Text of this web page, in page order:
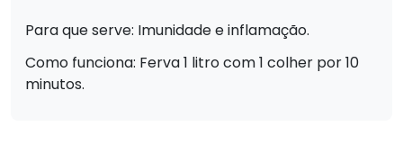
Para que serve: Imunidade e inflamação.
Como funciona: Ferva 1 litro com 1 colher por 10
minutos.